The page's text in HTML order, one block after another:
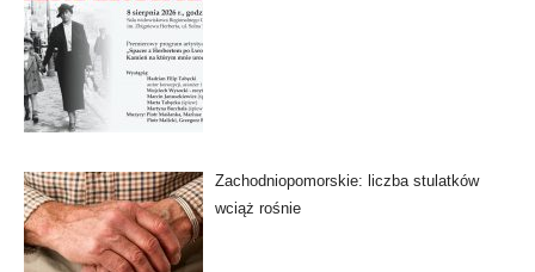
Zachodniopomorskie: liczba stulatków
wciąż rośnie